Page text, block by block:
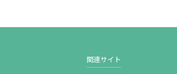
関連サイト